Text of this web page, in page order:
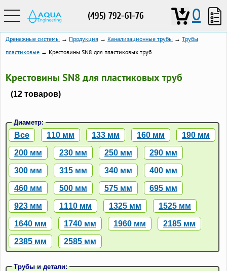
(495) 792-61-76 0
Дренажные системы → Продукция → Канализационные трубы → Трубы
пластиковые → Крестовины SN8 для пластиковых труб
Крестовины SN8 для пластиковых труб
(12 товаров)
Диаметр:
Все 110 мм 133 мм 160 мм 190 мм
200 мм 230 мм 250 мм 290 мм
300 мм 315 мм 340 мм 400 мм
460 мм 500 мм 575 мм 695 мм
923 мм 1110 мм 1325 мм 1525 мм
1640 мм 1740 мм 1960 мм 2185 мм
2385 мм 2585 мм
Трубы и детали: